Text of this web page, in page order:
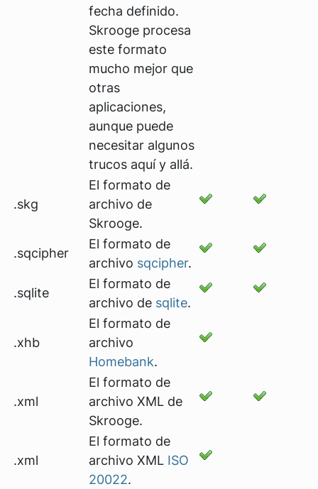
fecha definido.
Skrooge procesa
este formato
mucho mejor que
otras
aplicaciones,
aunque puede
necesitar algunos
trucos aquí y allá.
.skg
El formato de
archivo de
Skrooge.
.sqcipher
El formato de
archivo sqcipher.
.sqlite
El formato de
archivo de sqlite.
.xhb
El formato de
archivo
Homebank.
.xml
El formato de
archivo XML de
Skrooge.
.xml
El formato de
archivo XML ISO
20022.